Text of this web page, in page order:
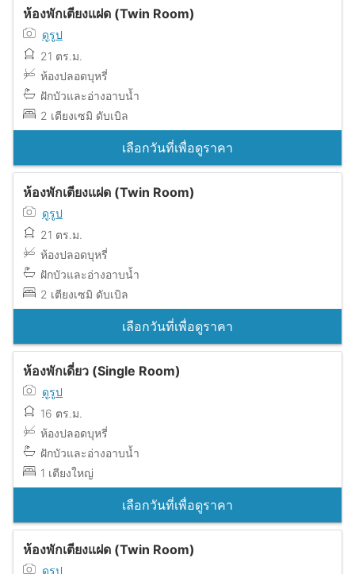
ห้องพักเตียงแฝด (Twin Room)
ดูรูป
21 ตร.ม.
ห้องปลอดบุหรี่
ฝักบัวและอ่างอาบน้ำ
2 เตียงเซมิ ดับเบิล
เลือกวันที่เพื่อดูราคา
ห้องพักเตียงแฝด (Twin Room)
ดูรูป
21 ตร.ม.
ห้องปลอดบุหรี่
ฝักบัวและอ่างอาบน้ำ
2 เตียงเซมิ ดับเบิล
เลือกวันที่เพื่อดูราคา
ห้องพักเดี่ยว (Single Room)
ดูรูป
16 ตร.ม.
ห้องปลอดบุหรี่
ฝักบัวและอ่างอาบน้ำ
1 เตียงใหญ่
เลือกวันที่เพื่อดูราคา
ห้องพักเตียงแฝด (Twin Room)
ดูรูป